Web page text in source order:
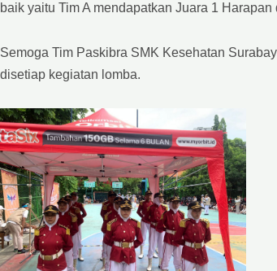
baik yaitu Tim A mendapatkan Juara 1
Semoga Tim Paskibra SMK Kesehatan
disetiap kegiatan lomba.